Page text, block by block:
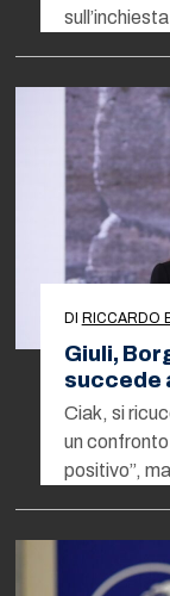
DI RICCARDO
Giuli,
succede
Ciak, si
un
positivo”,